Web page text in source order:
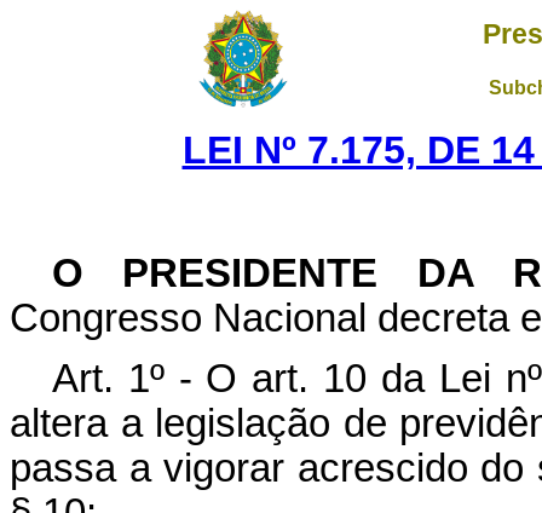
LEI Nº 7.175, DE
O PRESIDENTE DA
Congresso Nacional decreta
Art. 1º - O art. 10 da Lei
altera a legislação de
passa a vigorar acrescido